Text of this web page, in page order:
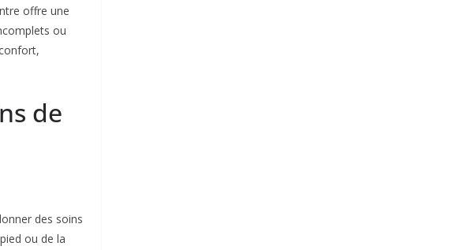
offre une
ou
de
des soins
ou de la